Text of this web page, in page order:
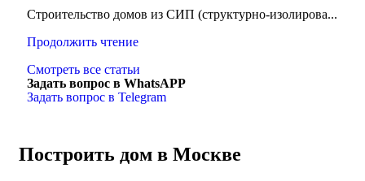
Строительство домов из СИП (структурно-изолирова...
Продолжить чтение
Смотреть все статьи
Задать вопрос в WhatsAPP
Задать вопрос в Telegram
Построить дом в Москве